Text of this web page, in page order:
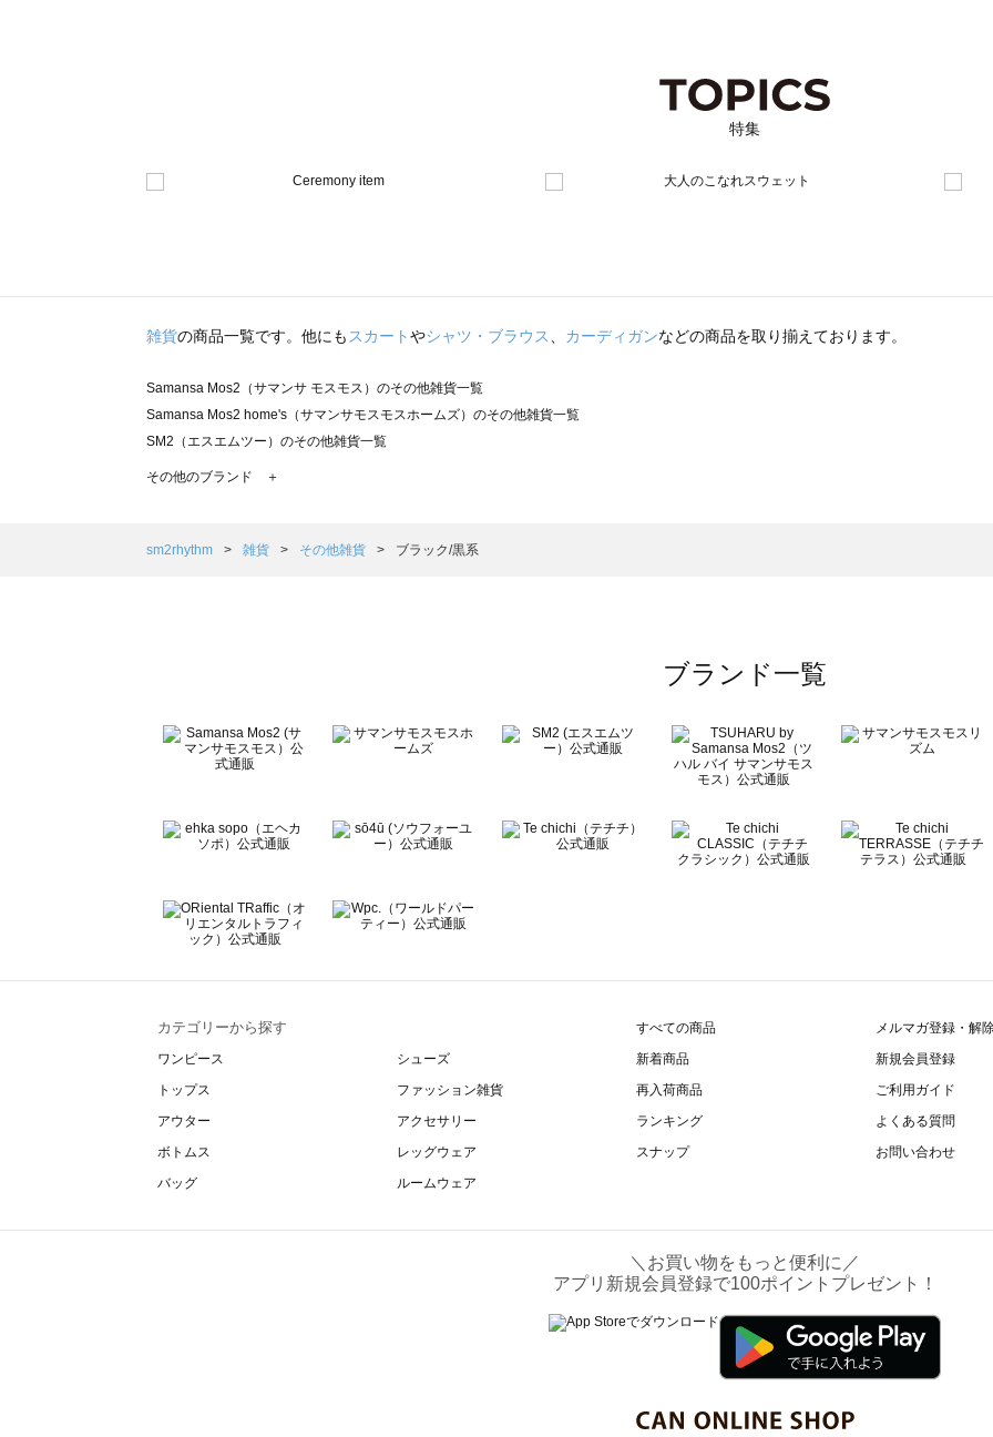
特集
雑貨の商品一覧です。他にも スカートやシャツ・ブラウス カーディガンなどの商品を取り揃えております。
Samansa Mos2（サマンサ モスモス）のその他雑貨一覧
Samansa Mos2 home's（サマンサモスモスホームズ）のその他雑貨一覧
SM2（エスエムツー）のその他雑貨一覧
TSUHARU by Samansa Mos2（ツハルバイサマンサモスモス）のその他雑貨一覧
Samansa Mos2 Lagom（サマンサモスモス ラーゴム）のその他雑貨一覧
BETTY'S BLUE（べティーズブルー）のその他雑貨一覧
Wpc.（ワールドパーティー）のその他雑貨一覧
その他のブランド ＋
sm2rhythm 雑貨 その他雑貨 ブラック/黒系
ブランド一覧
カテゴリーから探す
ワンピース
トップス
アウター
ボトムス
バッグ
シューズ
ファッション雑貨
アクセサリー
レッグウェア
ルームウェア
すべての商品
新着商品
再入荷商品
ランキング
スナップ
メルマガ登録・解
新規会員登録
ご利用ガイド
よくある質問
お問い合わせ
＼お買い物をもっと便利に／
アプリ新規会員登録で100ポイントプレゼント！